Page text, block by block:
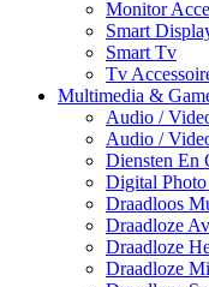
Monitor
Smart
Smart Tv
Tv
Multimedia &
Audio /
Audio /
Diensten En
Digital Photo
Draadloos
Draadloze
Draadloze
Draadloze